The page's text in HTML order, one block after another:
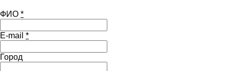
ФИО *
E-mail *
Город